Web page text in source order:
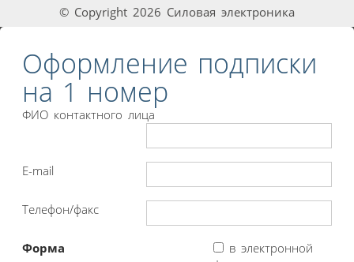
© Copyright 2026 Силовая электроника
Оформление подписки
на 1 номер
ФИО контактного лица
E-mail
Телефон/факс
Форма
в электронной